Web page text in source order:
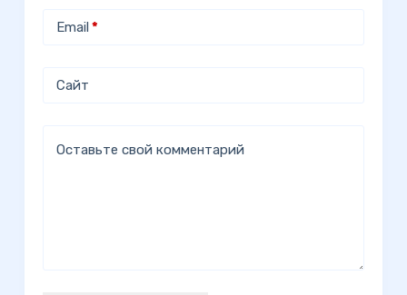
Email*
Сайт
Оставьте свой комментарий